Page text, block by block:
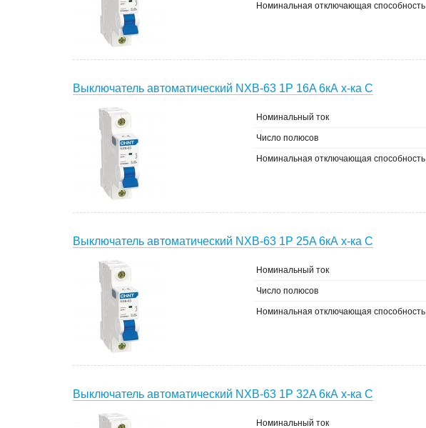
Номинальная отключающая способность
Выключатель автоматический NXB-63 1P 16A 6кА х-ка C
Номинальный ток
Число полюсов
Номинальная отключающая способность
Выключатель автоматический NXB-63 1P 25A 6кА х-ка C
Номинальный ток
Число полюсов
Номинальная отключающая способность
Выключатель автоматический NXB-63 1P 32A 6кА х-ка C
Номинальный ток